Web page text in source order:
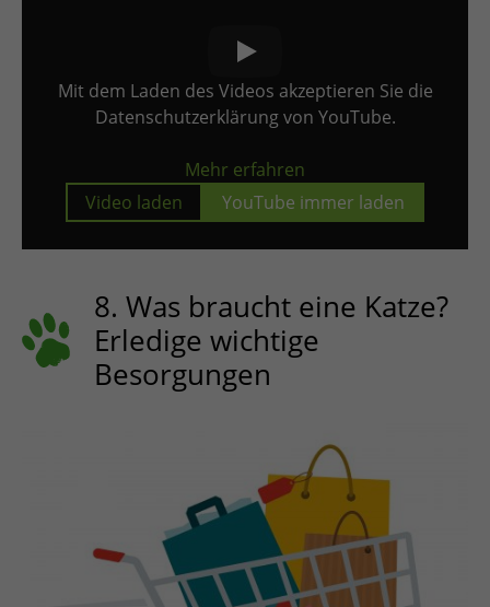
Mit dem Laden des Videos akzeptieren Sie die
Datenschutzerklärung von YouTube.
Mehr erfahren
Video laden
YouTube immer laden
8. Was braucht eine Katze?
Erledige wichtige
Besorgungen